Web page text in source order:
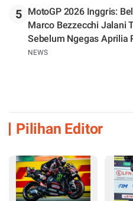
5
MotoGP 2026 Inggris:
Marco Bezzecchi Jalani
Sebelum Ngegas Aprilia
NEWS
Pilihan Editor